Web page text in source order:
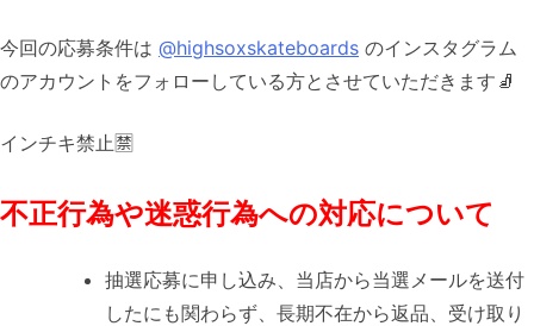
今回の応募条件は @highsoxskateboards のインスタグラム
のアカウントをフォローしている方とさせていただきます🧦
インチキ禁止🈲
不正行為や迷惑行為への対応について
抽選応募に申し込み、当店から当選メールを送付
したにも関わらず、長期不在から返品、受け取り